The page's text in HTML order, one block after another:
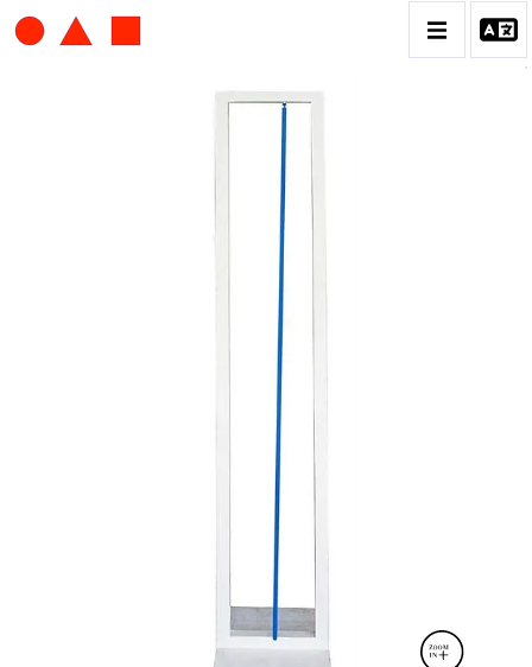
ALBERT CHUBAC
BIOGRAPHIE
CATALOGUE DES OEUVRES
CONTACT